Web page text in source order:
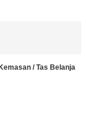
/ Tas Belanja